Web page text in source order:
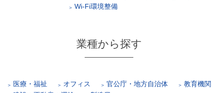
Wi-Fi環境整備
業種から探す
医療・福祉 オフィス 官公庁・地方自治体
教育機関